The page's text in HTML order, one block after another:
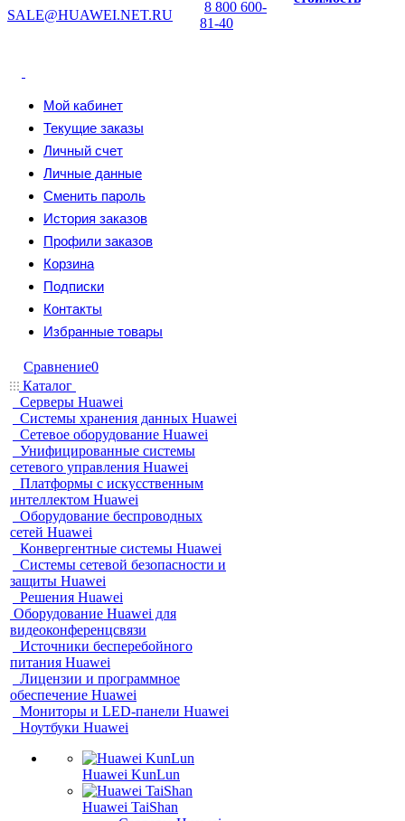
SALE@HUAWEI.NET.RU
8 800 600-
81-40
Мой кабинет
Текущие заказы
Личный счет
Личные данные
Сменить пароль
История заказов
Профили заказов
Корзина
Подписки
Контакты
Избранные товары
Сравнение0
Каталог
Серверы Huawei
Системы хранения данных Huawei
Сетевое оборудование Huawei
Унифицированные системы
сетевого управления Huawei
Платформы с искусственным
интеллектом Huawei
Оборудование беспроводных
сетей Huawei
Конвергентные системы Huawei
Системы сетевой безопасности и
защиты Huawei
Решения Huawei
Оборудование Huawei для
видеоконференцсвязи
Источники бесперебойного
питания Huawei
Лицензии и программное
обеспечение Huawei
Мониторы и LED-панели Huawei
Ноутбуки Huawei
Huawei KunLun
Huawei TaiShan